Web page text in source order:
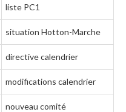
liste PC1
situation Hotton-Marche
directive calendrier
modifications calendrier
nouveau comité